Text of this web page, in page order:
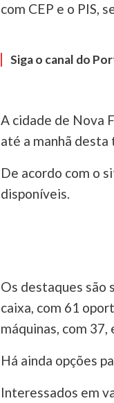
com CEP e o PIS,
Siga o canal do
A cidade de Nova
até a manhã
De acordo com o
disponíveis.
Os destaques são
caixa, com 61
máquinas, com 37,
Há ainda opções
Interessados em